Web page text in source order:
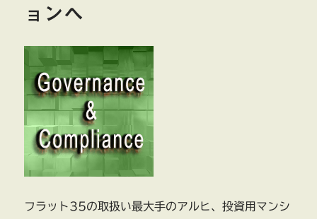
不
動
資
書
類
改
ざ
ん
に
ョンへ
フラット35の取扱い最大手のアルヒ、投資用マンシ